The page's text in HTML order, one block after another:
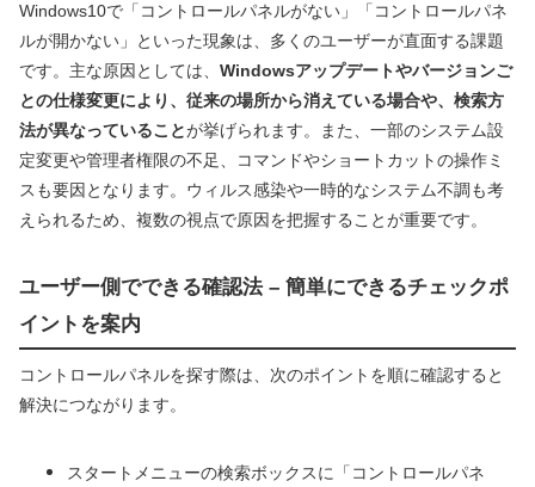
Windows10で「コントロールパネルがない」「コントロールパネ
ルが開かない」といった現象は、多くのユーザーが直面する課題
です。主な原因としては、 Windowsアップデートやバージョンご
との仕様変更により、従来の場所から消えている場合や、検索方
法が異なっていることが挙げられます。また、一部のシステム設
定変更や管理者権限の不足、コマンドやショートカットの操作ミ
スも要因となります。ウィルス感染や一時的なシステム不調も考
えられるため、複数の視点で原因を把握することが重要です。
ユーザー側でできる確認法 – 簡単にできるチェックポ
イントを案内
コントロールパネルを探す際は、次のポイントを順に確認すると
解決につながります。
スタートメニューの検索ボックスに「コントロールパネ